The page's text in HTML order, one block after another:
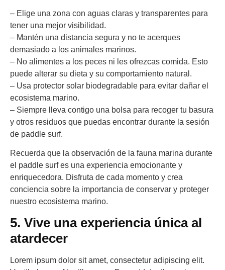
– Elige una zona con aguas claras y transparentes para
tener una mejor visibilidad.
– Mantén una distancia segura y no te acerques
demasiado a los animales marinos.
– No alimentes a los peces ni les ofrezcas comida. Esto
puede alterar su dieta y su comportamiento natural.
– Usa protector solar biodegradable para evitar dañar el
ecosistema marino.
– Siempre lleva contigo una bolsa para recoger tu basura
y otros residuos que puedas encontrar durante la sesión
de paddle surf.
Recuerda que la observación de la fauna marina durante
el paddle surf es una experiencia emocionante y
enriquecedora. Disfruta de cada momento y crea
conciencia sobre la importancia de conservar y proteger
nuestro ecosistema marino.
5. Vive una experiencia única al
atardecer
Lorem ipsum dolor sit amet, consectetur adipiscing elit.